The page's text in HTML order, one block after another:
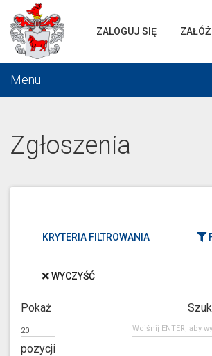
Portal
gminnej
komunikacji
ZALOGUJ SIĘ
Menu
Zgłoszenia
KRYTERIA FILTROWANIA
WYCZYŚĆ
Pokaż
pozycji